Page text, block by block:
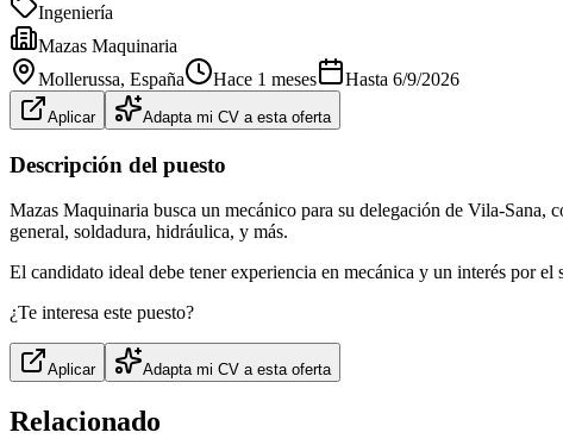
Ingeniería
Mazas Maquinaria
Mollerussa, España Hace 1 meses Hasta 6/9/2026
Aplicar Adapta mi CV a esta oferta
Descripción del puesto
Mazas Maquinaria busca un mecánico para su delegación de Vila-Sana,
general, soldadura, hidráulica, y más.
El candidato ideal debe tener experiencia en mecánica y un interés por
¿Te interesa este puesto?
Aplicar Adapta mi CV a esta oferta
Relacionado